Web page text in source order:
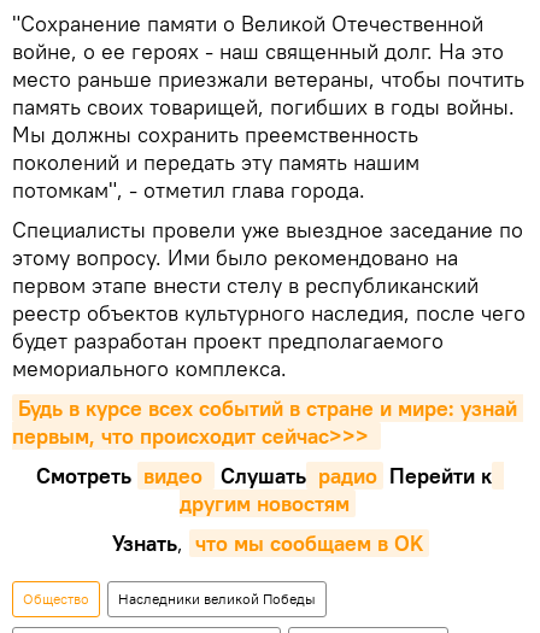
"Сохранение памяти о Великой Отечественной
войне, о ее героях - наш священный долг. На это
место раньше приезжали ветераны, чтобы почтить
память своих товарищей, погибших в годы войны.
Мы должны сохранить преемственность
поколений и передать эту память нашим
потомкам", - отметил глава города.
Специалисты провели уже выездное заседание по
этому вопросу. Ими было рекомендовано на
первом этапе внести стелу в республиканский
реестр объектов культурного наследия, после чего
будет разработан проект предполагаемого
мемориального комплекса.
Будь в курсе всех событий в стране и мире: узнай
первым, что происходит сейчаc>>>
Смотреть видео Cлушать радио Перейти к
другим новостям
Узнать, что мы сообщаем в OK
Общество Наследники великой Победы